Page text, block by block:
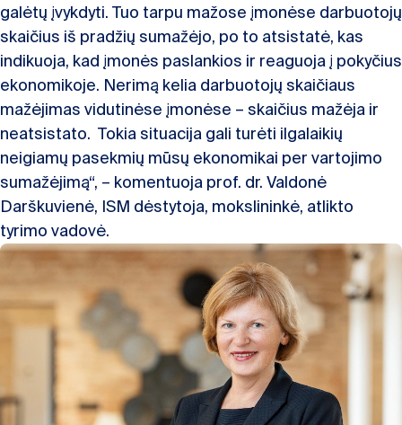
galėtų įvykdyti. Tuo tarpu mažose įmonėse darbuotojų
skaičius iš pradžių sumažėjo, po to atsistatė, kas
indikuoja, kad įmonės paslankios ir reaguoja į pokyčius
ekonomikoje. Nerimą kelia darbuotojų skaičiaus
mažėjimas vidutinėse įmonėse – skaičius mažėja ir
neatsistato. Tokia situacija gali turėti ilgalaikių
neigiamų pasekmių mūsų ekonomikai per vartojimo
sumažėjimą“, – komentuoja prof. dr. Valdonė
Darškuvienė, ISM dėstytoja, mokslininkė, atlikto
tyrimo vadovė.